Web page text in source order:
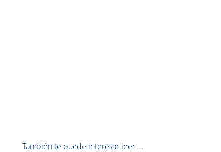
También te puede interesar leer ...